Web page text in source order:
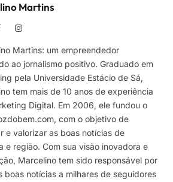
Martins
FacebookInstagram
Martins: um empreendedor
ao jornalismo positivo. Graduado em
pela Universidade Estácio de Sá,
tem mais de 10 anos de experiência
Digital. Em 2006, ele fundou o
com o objetivo de
e valorizar as boas notícias de
e região. Com sua visão inovadora e
Marcelino tem sido responsável por
boas notícias a milhares de seguidores